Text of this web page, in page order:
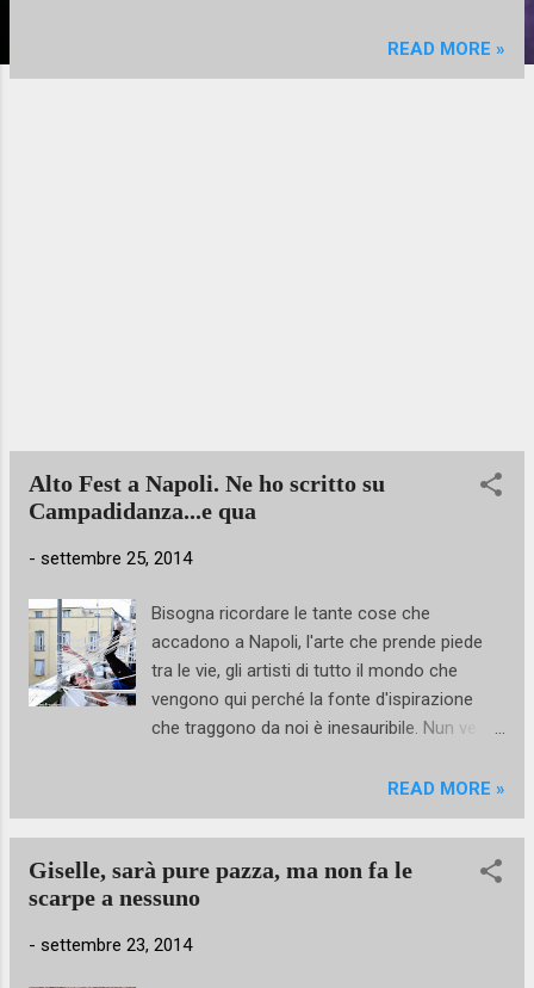
READ MORE »
Alto Fest a Napoli. Ne ho scritto su
Campadidanza...e qua
- settembre 25, 2014
Bisogna ricordare le tante cose che
accadono a Napoli, l'arte che prende piede
tra le vie, gli artisti di tutto il mondo che
vengono qui perché la fonte d'ispirazione
che traggono da noi è inesauribile. Nun ve
bello che abbiamo. AGITE nel CONCRETO. Gli
straniere se la godono più di noi che
l'abitiamo. Ecco il mio articolo uscito su
Campadidanza magazine e che sta facendo
bei numeri. Il concetto del ReWriting Spaces
finalità. Riscrivere gli spazi urbani di una città
READ MORE »
Giselle, sarà pure pazza, ma non fa le
scarpe a nessuno
- settembre 23, 2014